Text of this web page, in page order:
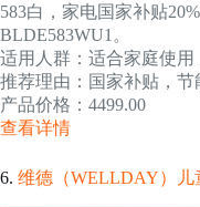
583白，家电国家补贴
BLDE583WU1。
适用人群：适合家庭使用
推荐理由：国家补贴，节
产品价格：4499.00
查看详情
6. 维德（WELLDAY）儿